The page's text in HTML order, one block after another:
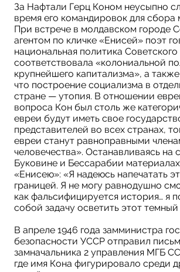
За Нафтали Герц Коном неусыпно
время его командировок для сбора
При встрече в молдавском городе
агентом по кличке «Енисей» поэт
национальная политика
соответствовала «колониальной
крупнейшего капитализма», а
что построение социализма в
стране — утопия. В отношении
вопроса Кон был столь же
евреи будут иметь свое
представителей во всех странах,
евреи станут равноправными
человечества». Останавливаясь на
Буковине и Бессарабии
«Енисею»: «Я надеюсь напечатать
границей. Я не могу равнодушно
как фальсифицируется история… я
собой задачу осветить этот темный
В апреле 1946 года замминистра
безопасности УССР отправил
замначальника 2 управления МГБ
где имя Кона фигурировало среди